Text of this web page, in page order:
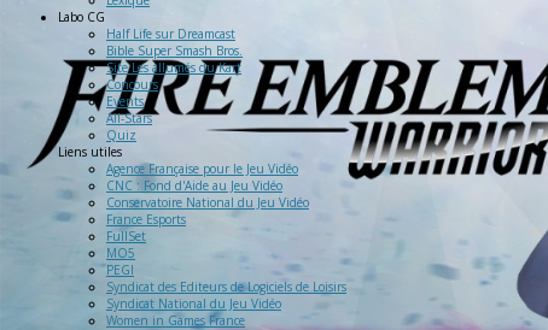
Labo CG
Half Life sur Dreamcast
Bible Super Smash Bros.
Site Les allumés du Kart
Concours
Events
All-Stars
Quiz
Liens utiles
Agence Française pour le Jeu Vidéo
CNC : Fond d'Aide au Jeu Vidéo
Conservatoire National du Jeu Vidéo
France Esports
FullSet
MO5
PEGI
Syndicat des Editeurs de Logiciels de Loisirs
Syndicat National du Jeu Vidéo
Women in Games France